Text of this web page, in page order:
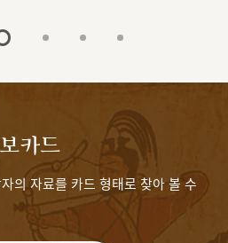
카드
의 자료를 카드 형태로 찾아 볼 수